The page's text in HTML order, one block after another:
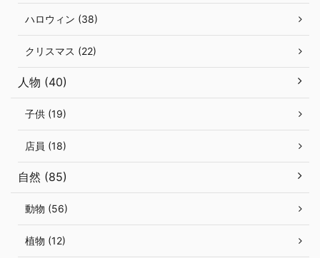
ハロウィン (38)
クリスマス (22)
人物 (40)
子供 (19)
店員 (18)
自然 (85)
動物 (56)
植物 (12)